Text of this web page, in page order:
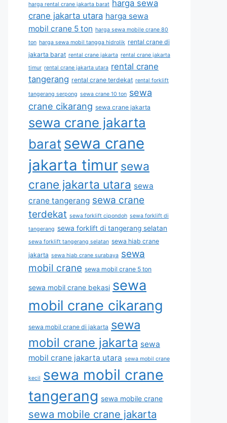
harga rental crane jakarta barat harga sewa
crane jakarta utara harga sewa
mobil crane 5 ton harga sewa mobile crane 80
ton harga sewa mobil tangga hidrolik rental crane di
jakarta barat rental crane jakarta rental crane jakarta
timur rental crane jakarta utara rental crane
tangerang rental crane terdekat rental forklift
tangerang serpong sewa crane 10 ton sewa
crane cikarang sewa crane jakarta
sewa crane jakarta
barat sewa crane
jakarta timur sewa
crane jakarta utara sewa
crane tangerang sewa crane
terdekat sewa forklift cipondoh sewa forklift di
tangerang sewa forklift di tangerang selatan
sewa forklift tangerang selatan sewa hiab crane
jakarta sewa hiab crane surabaya sewa
mobil crane sewa mobil crane 5 ton
sewa mobil crane bekasi sewa
mobil crane cikarang
sewa mobil crane di jakarta sewa
mobil crane jakarta sewa
mobil crane jakarta utara sewa mobil crane
kecil sewa mobil crane
tangerang sewa mobile crane
sewa mobile crane jakarta